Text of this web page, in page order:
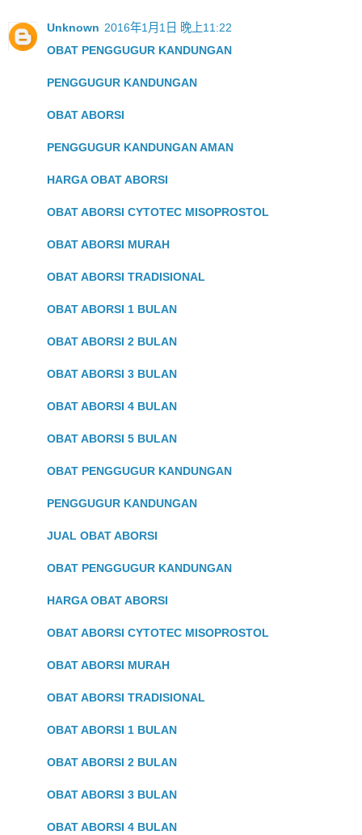
Unknown 2016年1月1日 晚上11:22
OBAT PENGGUGUR KANDUNGAN
PENGGUGUR KANDUNGAN
OBAT ABORSI
PENGGUGUR KANDUNGAN AMAN
HARGA OBAT ABORSI
OBAT ABORSI CYTOTEC MISOPROSTOL
OBAT ABORSI MURAH
OBAT ABORSI TRADISIONAL
OBAT ABORSI 1 BULAN
OBAT ABORSI 2 BULAN
OBAT ABORSI 3 BULAN
OBAT ABORSI 4 BULAN
OBAT ABORSI 5 BULAN
OBAT PENGGUGUR KANDUNGAN
PENGGUGUR KANDUNGAN
JUAL OBAT ABORSI
OBAT PENGGUGUR KANDUNGAN
HARGA OBAT ABORSI
OBAT ABORSI CYTOTEC MISOPROSTOL
OBAT ABORSI MURAH
OBAT ABORSI TRADISIONAL
OBAT ABORSI 1 BULAN
OBAT ABORSI 2 BULAN
OBAT ABORSI 3 BULAN
OBAT ABORSI 4 BULAN